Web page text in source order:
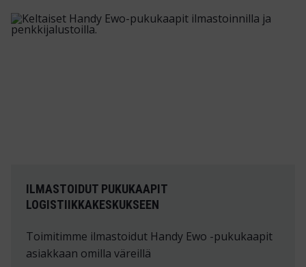
ILMASTOIDUT PUKUKAAPIT
LOGISTIIKKAKESKUKSEEN
Toimitimme ilmastoidut Handy Ewo -pukukaapit
asiakkaan omilla väreillä